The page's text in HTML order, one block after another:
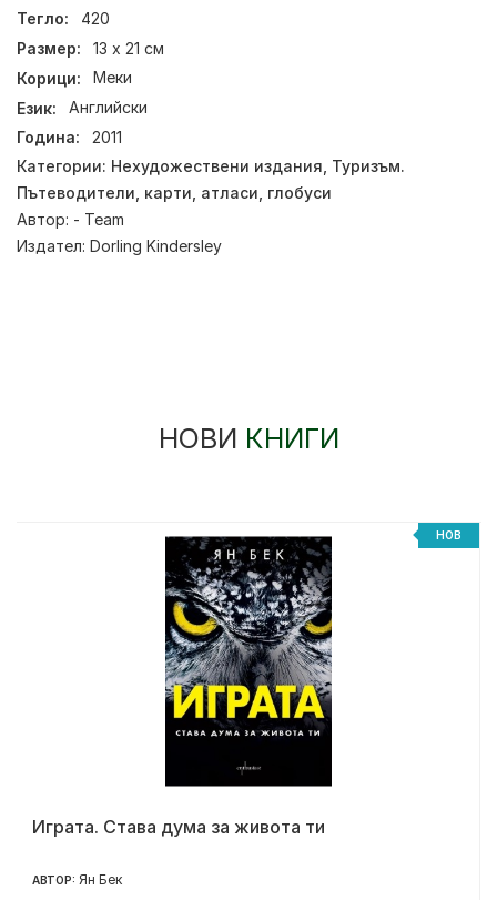
Тегло:
420
Размер:
13 х 21 см
Корици:
Меки
Език:
Английски
Година:
2011
Категории: Нехудожествени издания Туризъм.
Пътеводители, карти, атласи, глобуси
Автор: - Team
Издател: Dorling Kindersley
НОВИ КНИГИ
НОВ
Играта. Става дума за живота ти
АВТОР: Ян Бек